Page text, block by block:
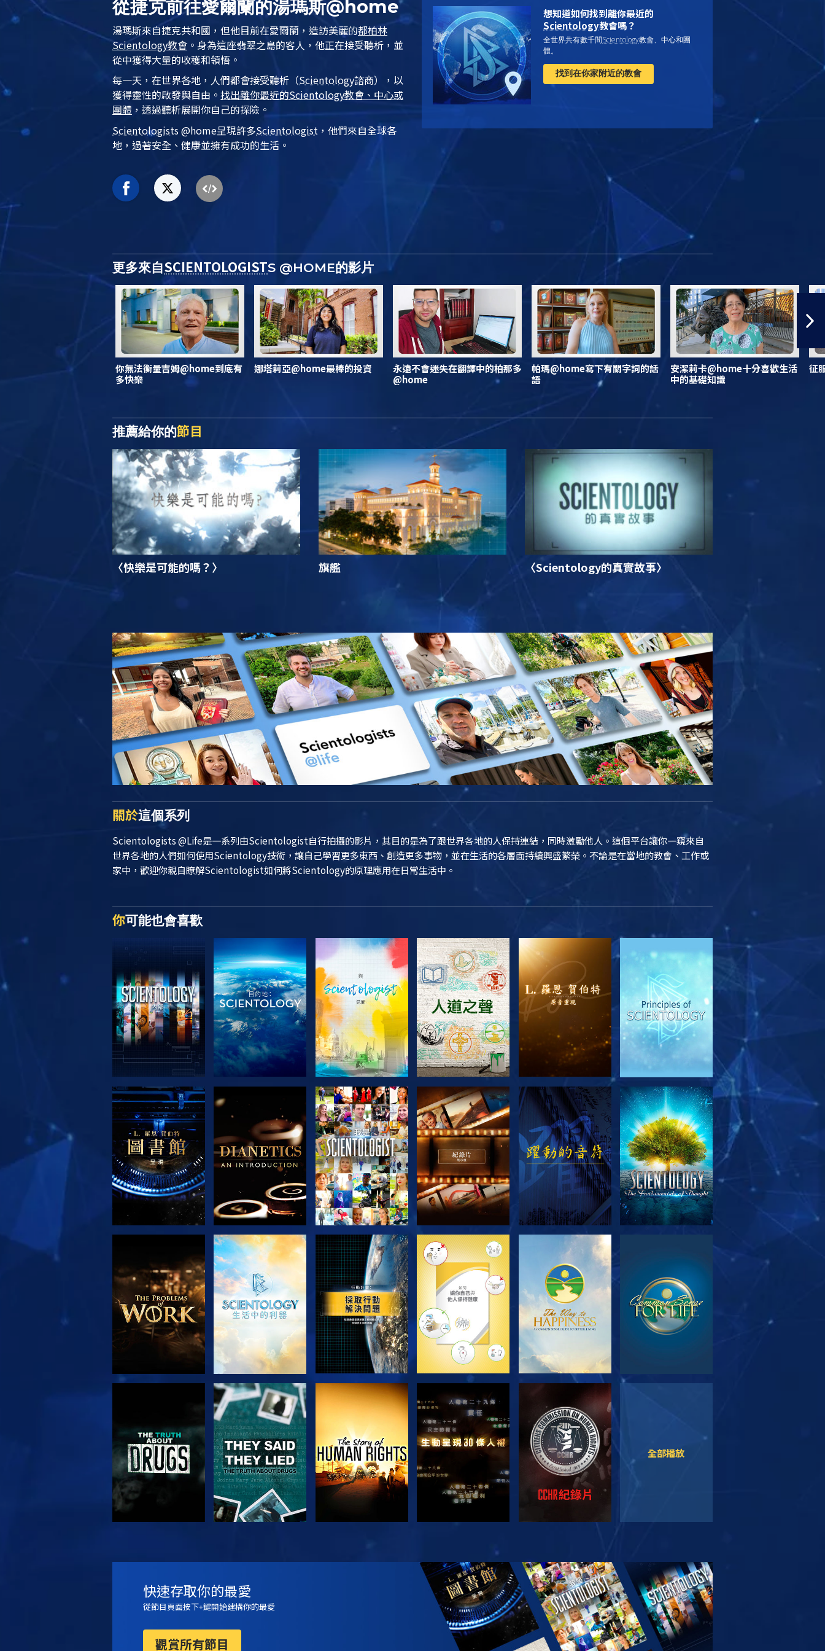
從捷克前往愛爾蘭的湯瑪斯@home
湯瑪斯來自捷克共和國，但他目前在愛爾蘭，造訪美麗的都柏林
Scientology教會 。身為這座翡翠之島的客人，他正在接受聽析 ，並
從中獲得大量的收穫和領悟。
每一天，在世界各地，人們都會接受聽析 （Scientology諮商），以
獲得靈性的啟發與自由。找出離你最近的Scientology教會、中心或
團體 ，透過聽析展開你自己的探險。
Scientologists @home呈現許多Scientologist ，他們來自全球各
地，過著安全、健康並擁有成功的生活。
想知道如何找到離你最近的
Scientology教會嗎？
全世界共有數千間Scientology教會、中心和團
體。
找到在你家附近的教會
更多來自SCIENTOLOGISTS @HOME的影片
你無法衡量吉姆@home到底有
多快樂
娜塔莉亞@home最棒的投資
永遠不會迷失在翻譯中的柏那多
@home
帕瑪@home寫下有關字詞的話
語
安潔莉卡@home十分喜歡生活
中的基礎知識
征
推薦給你的節目
〈快樂是可能的嗎？〉 旗艦 〈Scientology的真實故事〉
關於這個系列
Scientologists @Life是一系列由Scientologist自行拍攝的影片，其目的是為了跟世界各地的人保持連結，同時激勵他人。這個平台讓你一窺來自
世界各地的人們如何使用Scientology技術，讓自己學習更多東西、創造更多事物，並在生活的各層面持續興盛繁榮。不論是在當地的教會、工作或
家中，歡迎你親自瞭解Scientologist如何將Scientology的原理應用在日常生活中。
你可能也會喜歡
探索系列節目 探索系列節目 探索系列節目 探索系列節目 探索系列節目 觀看
探索系列節目 觀看 探索系列節目 探索系列節目 探索系列節目
觀看 觀看 觀看 觀看
觀看 探索系列節目
全部播放
快速存取你的最愛
從節目頁面按下+鍵開始建構你的最愛
觀賞所有節目